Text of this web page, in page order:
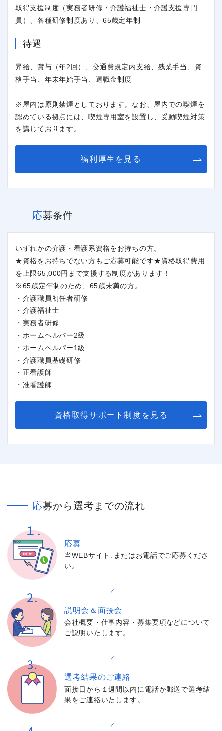
閉じる
取得支援制度（実務者研修・介護福祉士・介護支援専門
員）、各種研修制度あり、65歳定年制
待遇
昇給、賞与（年2回）、交通費規定内支給、残業手当、資
格手当、年末年始手当、退職金制度
※屋内は原則禁煙としております。なお、屋内での喫煙を
認めている拠点には、喫煙専用室を設置し、受動喫煙対策
を講じております。
福利厚生を見る
応募条件
いずれかの介護・看護系資格をお持ちの方。
★資格をお持ちでない方もご応募可能です★資格取得費用
を上限65,000円まで支援する制度があります！
※65歳定年制のため、65歳未満の方。
・介護職員初任者研修
・介護福祉士
・実務者研修
・ホームヘルパー2級
・ホームヘルパー1級
・介護職員基礎研修
・正看護師
・准看護師
資格取得サポート制度を見る
応募から選考までの流れ
応募
当WEBサイト､またはお電話でご応募くださ
い。
説明会＆面接会
会社概要・仕事内容・募集要項などについて
ご説明いたします。
選考結果のご連絡
面接日から１週間以内に電話か郵送で選考結
果をご連絡いたします。